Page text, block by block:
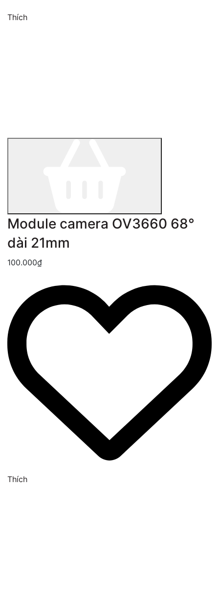
Thích
Module camera OV3660 68°
dài 21mm
100.000₫
Thích